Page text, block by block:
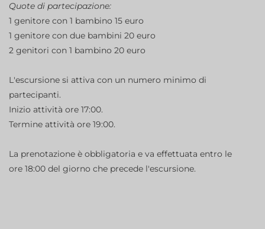
Quote di partecipazione:
1 genitore con 1 bambino 15 euro
1 genitore con due bambini 20 euro
2 genitori con 1 bambino 20 euro
L'escursione si attiva con un numero minimo di
partecipanti.
Inizio attività ore 17:00.
Termine attività ore 19:00.
La prenotazione è obbligatoria e va effettuata entro le
ore 18:00 del giorno che precede l'escursione.